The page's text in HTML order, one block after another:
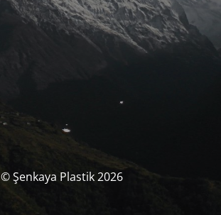
© Şenkaya Plastik 2026